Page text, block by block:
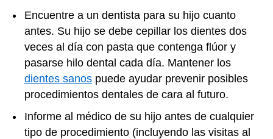
Encuentre a un dentista para su hijo cuanto
antes. Su hijo se debe cepillar los dientes dos
veces al día con pasta que contenga flúor y
pasarse hilo dental cada día. Mantener los
dientes sanos puede ayudar prevenir posibles
procedimientos dentales de cara al futuro.
Informe al médico de su hijo antes de cualquier
tipo de procedimiento (incluyendo las visitas al